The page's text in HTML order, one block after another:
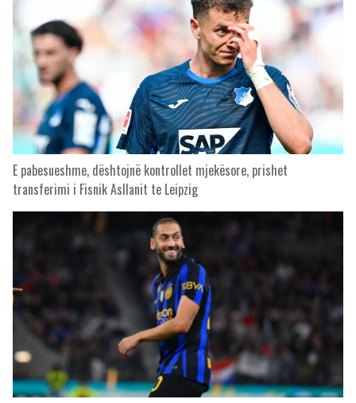
E pabesueshme, dështojnë kontrollet mjekësore, prishet
transferimi i Fisnik Asllanit te Leipzig